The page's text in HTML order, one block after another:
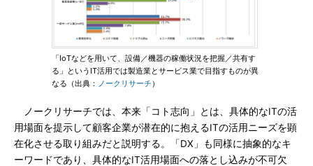
「IoTなどを用いて、設備／機器の稼働状況を把握／共有す
る」というIT活用では製造業とサービス業で目指すものが異
なる（出典： ノークリサーチ）
ノークリサーチでは、本来「コト志向」とは、具体的なITの活
用場面を提示して顧客企業が潜在的に抱えるITの活用ニーズを顕
在化させる取り組みだと説明する。「DX」も同様に抽象的なキ
ーワードであり、具体的なIT活用場面への落とし込みが不可欠